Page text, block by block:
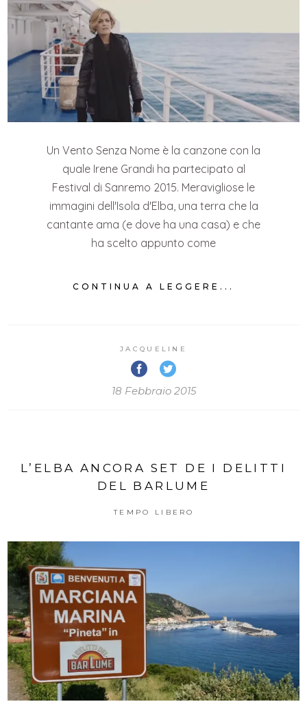
Un Vento Senza Nome è la canzone con la
quale Irene Grandi ha partecipato al
Festival di Sanremo 2015. Meravigliose le
immagini dell'Isola d'Elba, una terra che la
cantante ama (e dove ha una casa) e che
ha scelto appunto come
CONTINUA A LEGGERE...
JACQUELINE
18 Febbraio 2015
L’ELBA ANCORA SET DE I DELITTI
DEL BARLUME
TEMPO LIBERO